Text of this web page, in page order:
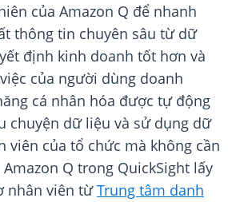
của Amazon Q để nhanh
thông tin chuyên sâu từ dữ
định kinh doanh tốt hơn và
của người dùng doanh
cá nhân hóa được tự động
chuyện dữ liệu và sử dụng dữ
viên của tổ chức mà không cần
Q trong QuickSight lấy
nhân viên từTrung tâm danh